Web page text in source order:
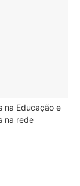
na Educação e
na rede